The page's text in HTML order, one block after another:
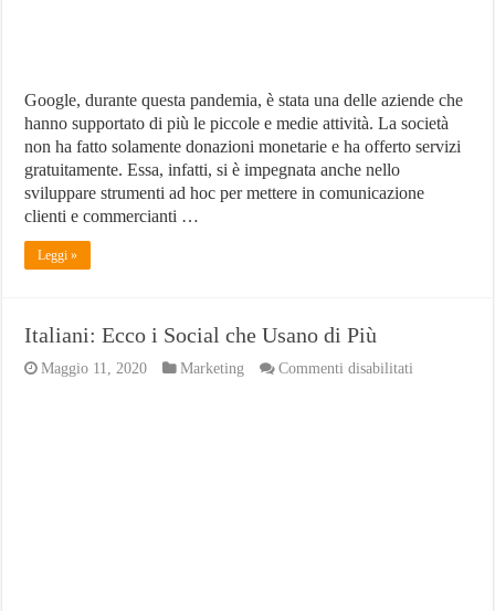
Google, durante questa pandemia, è stata una delle aziende che
hanno supportato di più le piccole e medie attività. La società
non ha fatto solamente donazioni monetarie e ha offerto servizi
gratuitamente. Essa, infatti, si è impegnata anche nello
sviluppare strumenti ad hoc per mettere in comunicazione
clienti e commercianti …
Leggi »
Italiani: Ecco i Social che Usano di Più
Maggio 11, 2020 Marketing Commenti disabilitati